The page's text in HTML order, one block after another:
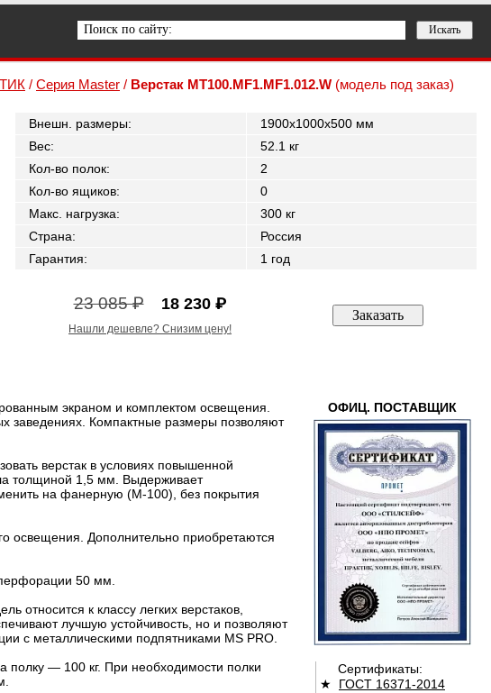
/ Серия Master / Верстак MT100.MF1.MF1.012.W (модель под заказ)
Внешн. размеры:
1900x1000x500 мм
Вес:
52.1 кг
Кол-во полок:
2
Кол-во ящиков:
0
Макс. нагрузка:
300 кг
Страна:
Россия
Гарантия: 1 год
23 085 ₽ 18 230 ₽
Нашли дешевле? Снизим цену!
экраном и комплектом освещения.
заведениях. Компактные размеры позволяют
верстак в условиях повышенной
толщиной 1,5 мм. Выдерживает
на фанерную (М-100), без покрытия
освещения. Дополнительно приобретаются
50 мм.
относится к классу легких верстаков,
лучшую устойчивость, но и позволяют
с металлическими подпятниками MS PRO.
полку — 100 кг. При необходимости полки
ОФИЦ. ПОСТАВЩИК
Сертификаты:
★ ГОСТ 16371-2014